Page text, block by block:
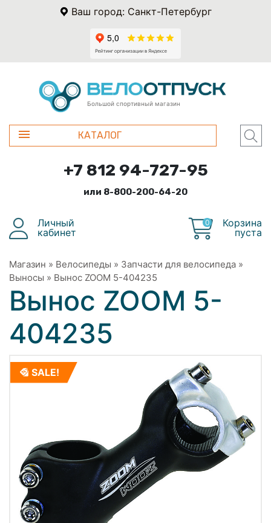
Ваш город: Санкт-Петербург
Большой спортивный магазин
КАТАЛОГ
+7 812 94-727-95
или 8-800-200-64-20
Личный
кабинет
0
Корзина
пуста
Магазин » Велосипеды » Запчасти для велосипеда »
Выносы » Вынос ZOOM 5-404235
Вынос ZOOM 5-
404235
SALE!